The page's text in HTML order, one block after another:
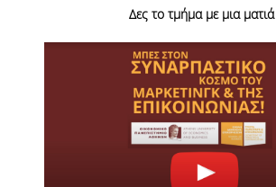
ΜΕ ΜΙΑ ΜΑΤΙΑ
ΑΝΘΡΩΠΙΝΟ ΔΥΝΑΜΙΚΟ
ΜΕΛΗ ΔΕΠ
Ε.ΔΙ.Π.
ΕΠΙΣΤΗΜΟΝΙΚΟΙ ΣΥΝΕΡΓΑΤΕΣ
Δες το τμήμα με μια ματιά